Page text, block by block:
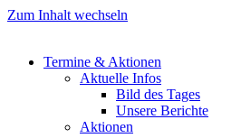
Zum Inhalt wechseln
Termine & Aktionen
Aktuelle Infos
Bild des Tages
Unsere Berichte
Aktionen